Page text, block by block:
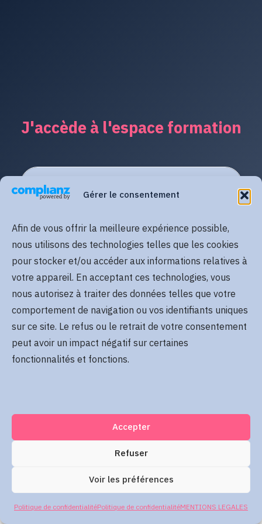
Gérer le consentement
Afin de vous offrir la meilleure expérience possible,
nous utilisons des technologies telles que les cookies
pour stocker et/ou accéder aux informations relatives à
votre appareil. En acceptant ces technologies, vous
nous autorisez à traiter des données telles que votre
comportement de navigation ou vos identifiants uniques
sur ce site. Le refus ou le retrait de votre consentement
peut avoir un impact négatif sur certaines
fonctionnalités et fonctions.
Accepter
Refuser
Voir les préférences
Politique de confidentialitéPolitique de confidentialitéMENTIONS LEGALES
J'accède à l'espace formation
Se rappeler de moi
Mot de passe oublié
Me connecter